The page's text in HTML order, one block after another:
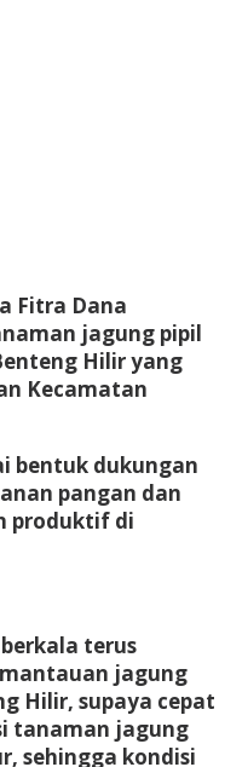
Fitra Dana
jagung pipil
Hilir yang
Kecamatan
bentuk dukungan
pangan dan
produktif di
terus
jagung
Hilir, supaya cepat
tanaman jagung
sehingga kondisi